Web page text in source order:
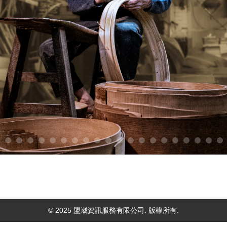
© 2025 盟崴資訊服務有限公司. 版權所有.